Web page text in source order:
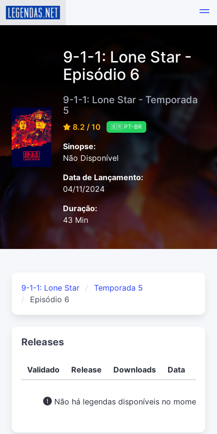
9-1-1: Lone Star -
Episódio 6
9-1-1: Lone Star - Temporada
5
8.2 / 10 🇧🇷 PT-BR
Sinopse:
Não Disponível
Data de Lançamento:
04/11/2024
Duração:
43 Min
9-1-1: Lone Star
Temporada 5
Episódio 6
Releases
Validado Release Downloads Data
Não há legendas disponíveis no momento.